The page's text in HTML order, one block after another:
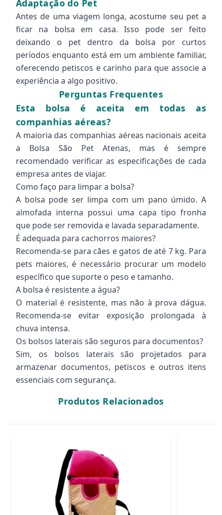
Adaptação do Pet
Antes de uma viagem longa, acostume seu pet a
ficar na bolsa em casa. Isso pode ser feito
deixando o pet dentro da bolsa por curtos
períodos enquanto está em um ambiente familiar,
oferecendo petiscos e carinho para que associe a
experiência a algo positivo.
Perguntas Frequentes
Esta bolsa é aceita em todas as
companhias aéreas?
A maioria das companhias aéreas nacionais aceita
a Bolsa São Pet Atenas, mas é sempre
recomendado verificar as especificações de cada
empresa antes de viajar.
Como faço para limpar a bolsa?
A bolsa pode ser limpa com um pano úmido. A
almofada interna possui uma capa tipo fronha
que pode ser removida e lavada separadamente.
É adequada para cachorros maiores?
Recomenda-se para cães e gatos de até 7 kg. Para
pets maiores, é necessário procurar um modelo
específico que suporte o peso e tamanho.
A bolsa é resistente a água?
O material é resistente, mas não à prova dágua.
Recomenda-se evitar exposição prolongada à
chuva intensa.
Os bolsos laterais são seguros para documentos?
Sim, os bolsos laterais são projetados para
armazenar documentos, petiscos e outros itens
essenciais com segurança.
Produtos Relacionados